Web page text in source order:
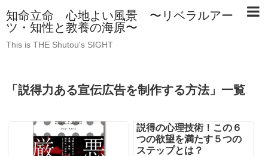
知命立命 心地よい風景 〜リベラルアー
ツ・知性と教養の海原〜
This is THE Shutou's SIGHT
「 説得力ある宣伝広告を制作する方法」 一覧
説得の心理技術！この６
つの欲望を満たす５つの
ステップとは？